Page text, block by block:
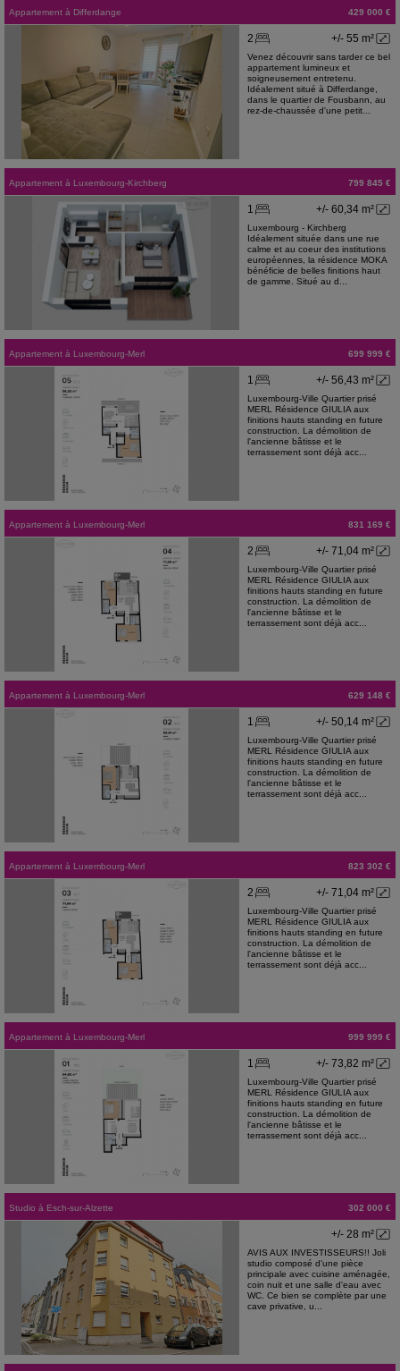
Appartement à Differdange 429 000 €
+/- 55 m²
2
Venez découvrir sans tarder ce bel
appartement lumineux et
soigneusement entretenu.
Idéalement situé à Differdange,
dans le quartier de Fousbann, au
rez-de-chaussée d'une petit...
Appartement à Luxembourg-Kirchberg 799 845 €
+/- 60,34 m²
1
Luxembourg - Kirchberg
Idéalement située dans une rue
calme et au coeur des institutions
européennes, la résidence MOKA
bénéficie de belles finitions haut
de gamme. Situé au d...
Appartement à Luxembourg-Merl 699 999 €
+/- 56,43 m²
1
Luxembourg-Ville Quartier prisé
MERL Résidence GIULIA aux
finitions hauts standing en future
construction. La démolition de
l'ancienne bâtisse et le
terrassement sont déjà acc...
Appartement à Luxembourg-Merl 831 169 €
+/- 71,04 m²
2
Luxembourg-Ville Quartier prisé
MERL Résidence GIULIA aux
finitions hauts standing en future
construction. La démolition de
l'ancienne bâtisse et le
terrassement sont déjà acc...
Appartement à Luxembourg-Merl 629 148 €
+/- 50,14 m²
1
Luxembourg-Ville Quartier prisé
MERL Résidence GIULIA aux
finitions hauts standing en future
construction. La démolition de
l'ancienne bâtisse et le
terrassement sont déjà acc...
Appartement à Luxembourg-Merl 823 302 €
+/- 71,04 m²
2
Luxembourg-Ville Quartier prisé
MERL Résidence GIULIA aux
finitions hauts standing en future
construction. La démolition de
l'ancienne bâtisse et le
terrassement sont déjà acc...
Appartement à Luxembourg-Merl 999 999 €
+/- 73,82 m²
1
Luxembourg-Ville Quartier prisé
MERL Résidence GIULIA aux
finitions hauts standing en future
construction. La démolition de
l'ancienne bâtisse et le
terrassement sont déjà acc...
Studio à Esch-sur-Alzette 302 000 €
+/- 28 m²
AVIS AUX INVESTISSEURS!! Joli
studio composé d'une pièce
principale avec cuisine aménagée,
coin nuit et une salle d'eau avec
WC. Ce bien se complète par une
cave privative, u...